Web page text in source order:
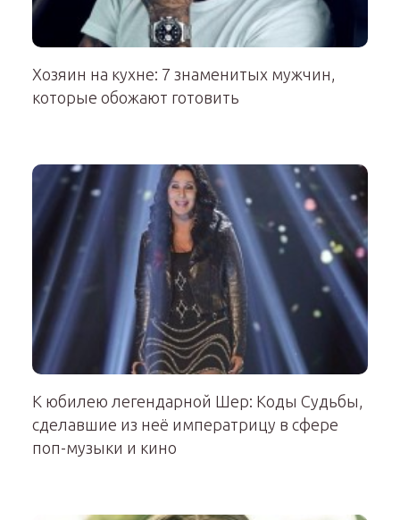
Хозяин на кухне: 7 знаменитых мужчин,
которые обожают готовить
К юбилею легендарной Шер: Коды Судьбы,
сделавшие из неё императрицу в сфере
поп-музыки и кино